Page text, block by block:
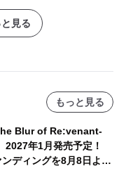
見る
もっと見る
Blur of Re:venant-
2027年1月発売予定！
ディングを8月8日より